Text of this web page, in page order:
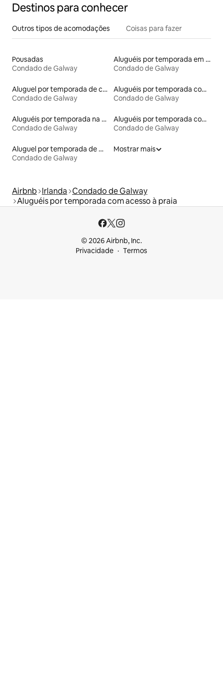
Destinos para conhecer
Outros tipos de acomodações Coisas para fazer
Pousadas
Condado de Galway
Aluguéis por temporada em albergue
Condado de Galway
Aluguel por temporada de castelos
Condado de Galway
Aluguéis por temporada com terraço
Condado de Galway
Aluguéis por temporada na orla
Condado de Galway
Aluguéis por temporada com banheira de hidromassagem
Condado de Galway
Aluguel por temporada de microcasas
Condado de Galway
Mostrar mais
Airbnb Irlanda Condado de Galway
Aluguéis por temporada com acesso à praia
© 2026 Airbnb, Inc.
Privacidade
Termos